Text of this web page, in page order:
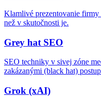
Klamlivé prezentovanie
než v skutočnosti je.
Grey hat SEO
SEO techniky v sivej zóne
zakázanými (black hat)
Grok (xAI)